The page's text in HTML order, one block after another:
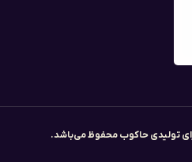
تولیدی حاکوب محفوظ می‌باشد.